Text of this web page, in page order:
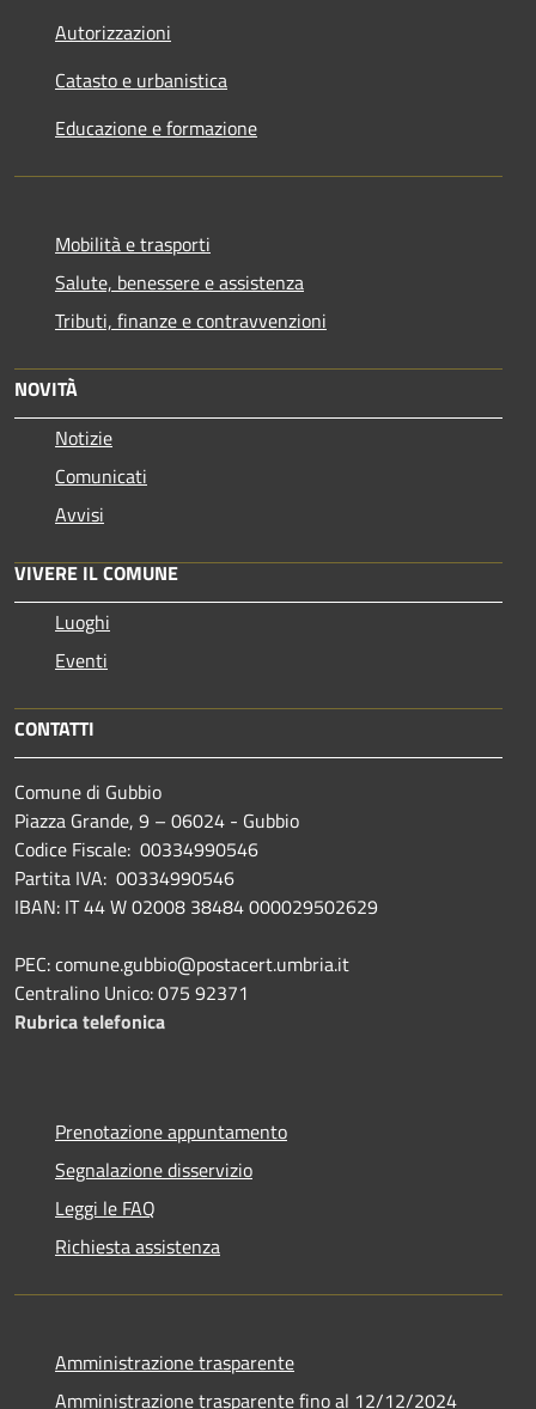
Autorizzazioni
Catasto e urbanistica
Educazione e formazione
Mobilità e trasporti
Salute, benessere e assistenza
Tributi, finanze e contravvenzioni
NOVITÀ
Notizie
Comunicati
Avvisi
VIVERE IL COMUNE
Luoghi
Eventi
CONTATTI
Comune di Gubbio
Piazza Grande, 9 – 06024 - Gubbio
Codice Fiscale: 00334990546
Partita IVA: 00334990546
IBAN: IT 44 W 02008 38484 000029502629
PEC: comune.gubbio@postacert.umbria.it
Centralino Unico: 075 92371
Rubrica telefonica
Prenotazione appuntamento
Segnalazione disservizio
Leggi le FAQ
Richiesta assistenza
Amministrazione trasparente
Amministrazione trasparente fino al 12/12/2024